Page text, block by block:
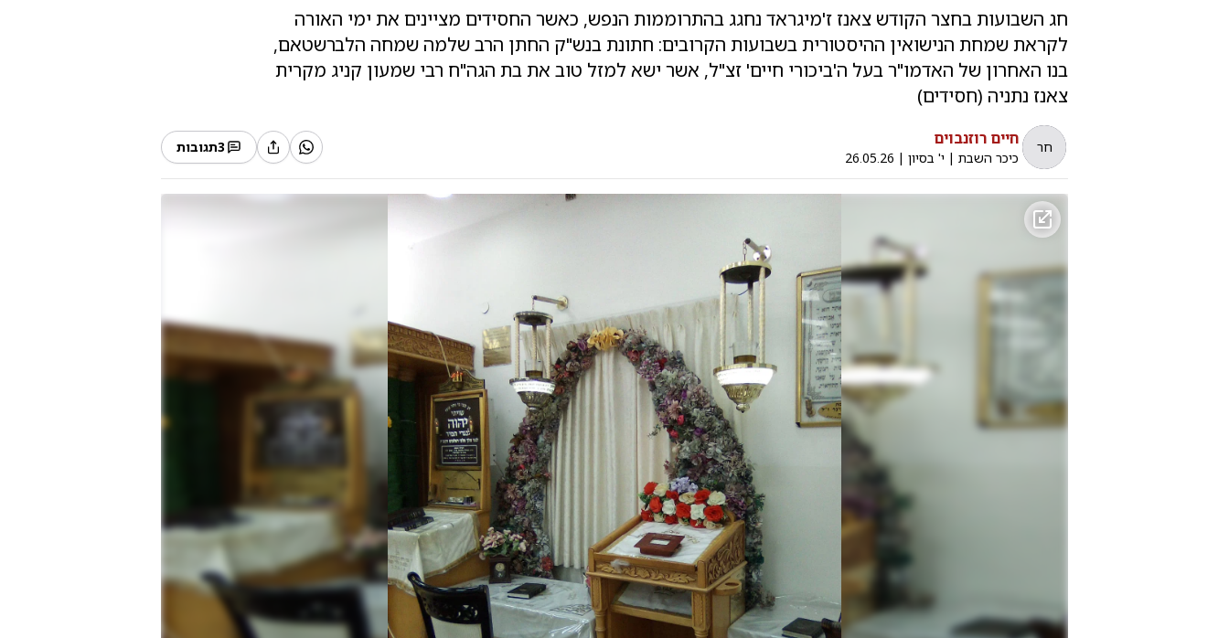
חג השבועות בחצר הקודש צאנז ז'מיגראד נחגג בהתרוממות הנפש, כאשר החסידים מציינים את ימי האורה
לקראת שמחת הנישואין ההיסטורית בשבועות הקרובים: חתונת בנש"ק החתן הרב שלמה שמחה הלברשטאם,
בנו האחרון של האדמו"ר בעל ה'ביכורי חיים' זצ"ל, אשר ישא למזל טוב את בת הגה"ח רבי שמעון קניג מקרית
צאנז נתניה (חסידים)
חר חיים רוזנבוים
כיכר השבת | י' בסיון |
26.05.26
3תגובות